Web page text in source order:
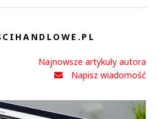
Najnowsze artykuły autora
Napisz wiadomość